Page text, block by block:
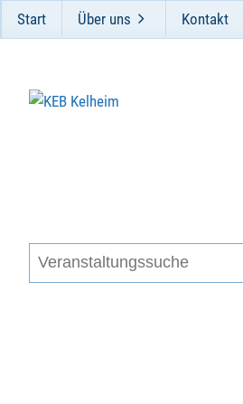
Start Über uns Kontakt